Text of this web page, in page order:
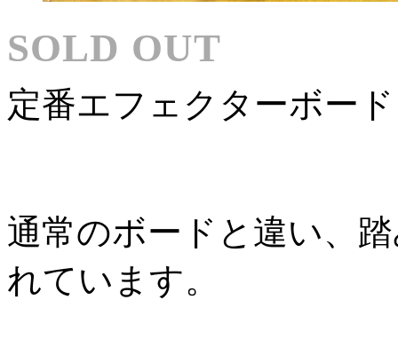
SOLD OUT
定番エフェクターボー
通常のボードと違い、
れています。